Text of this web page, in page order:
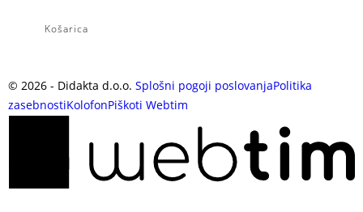
Košarica
© 2026 - Didakta d.o.o. Splošni pogoji poslovanjaPolitika
zasebnostiKolofonPiškoti Webtim